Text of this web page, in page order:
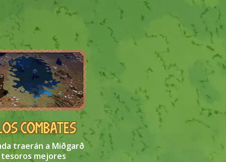
combates
traerán a Miðgarð
mejores